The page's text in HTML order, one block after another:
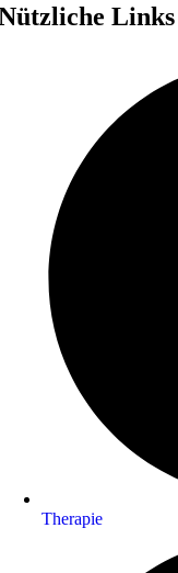
Links
Therapie